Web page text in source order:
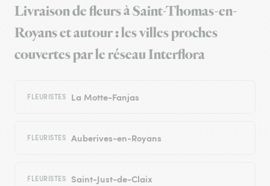
Livraison de fleurs à Saint-Thomas-en-
Royans et autour : les villes proches
couvertes par le réseau Interflora
FLEURISTES La Motte-Fanjas
FLEURISTES Auberives-en-Royans
FLEURISTES Saint-Just-de-Claix